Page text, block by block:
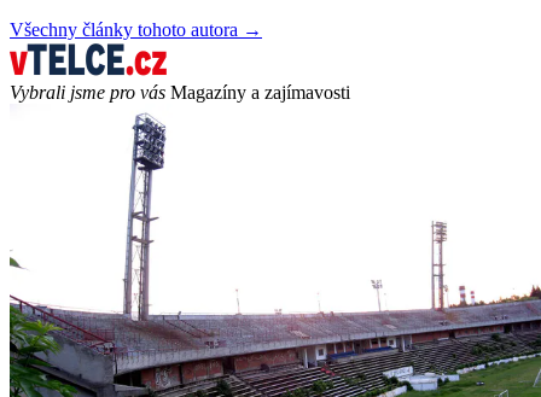
Všechny články tohoto autora →
Vybrali jsme pro vás Magazíny a zajímavosti